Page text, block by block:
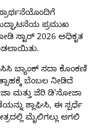
ಪ್ರಮುಖ
2026 ಅಧಿಕೃತ
ಬ್ಯಾಂಕ್ ಸದಾ ಕೊಂಕಣಿ
ಬೆಂಬಲ ನೀಡಿದೆ
ಮತ್ತು ಜೆರಿ ಡಿ’ಸೋಜಾ
ಶ್ಲಾಘಿಸಿ, ಈ ಸ್ಪರ್ಧೆ
ಮೈಲಿಗಲ್ಲು ಆಗಲಿ